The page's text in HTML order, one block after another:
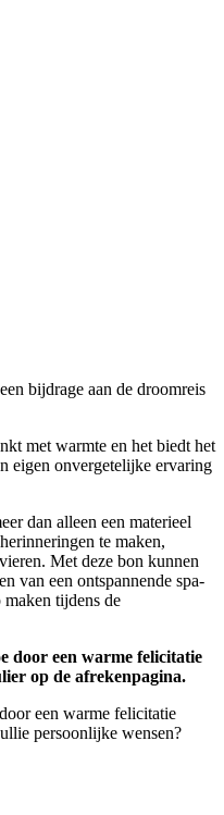
bijdrage aan de droomreis
met warmte en het biedt het
eigen onvergetelijke ervaring
dan alleen een materieel
te maken,
Met deze bon kunnen
van een ontspannende spa-
tijdens de
door een warme felicitatie
op de afrekenpagina.
een warme felicitatie
persoonlijke wensen?